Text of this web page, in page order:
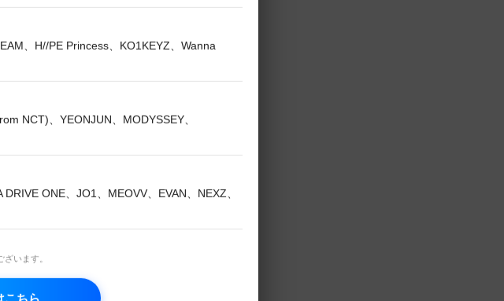
、H//PE Princess、KO1KEYZ、Wanna
NCT)、YEONJUN、MODYSSEY、
ONE、JO1、MEOVV、EVAN、NEXZ、
います。